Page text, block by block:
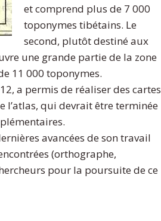
et comprend plus de 7 000
toponymes tibétains. Le
second, plutôt destiné aux
une grande partie de la zone
11 000 toponymes.
a permis de réaliser des cartes
l’atlas, qui devrait être terminée
avancées de son travail
(orthographe,
pour la poursuite de ce